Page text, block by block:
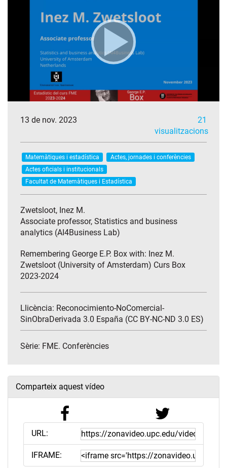
13 de nov. 2023
21
visualitzacions
Matemàtiques i estadística
Actes, jornades i conferències
Actes oficials i institucionals
Facultat de Matemàtiques i Estadística
Zwetsloot, Inez M.
Associate professor, Statistics and business
analytics (AI4Business Lab)
Remembering George E.P. Box with: Inez M.
Zwetsloot (University of Amsterdam) Curs Box
2023-2024
Llicència: Reconocimiento-NoComercial-
SinObraDerivada 3.0 España (CC BY-NC-ND 3.0 ES)
Sèrie: FME. Conferències
Comparteix aquest vídeo
URL:
IFRAME: